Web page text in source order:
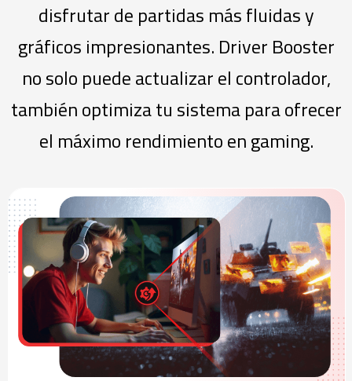
disfrutar de partidas más fluidas y
gráficos impresionantes. Driver Booster
no solo puede actualizar el controlador,
también optimiza tu sistema para ofrecer
el máximo rendimiento en gaming.